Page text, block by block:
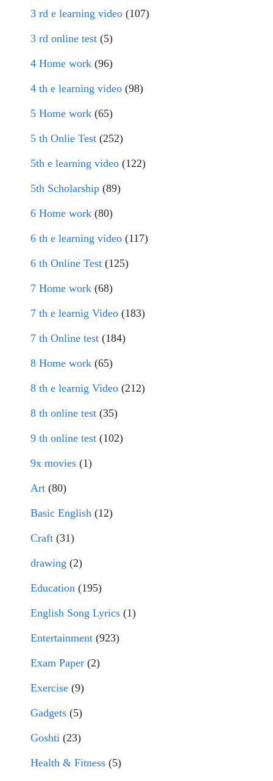
3 rd e learning video (107)
3 rd online test (5)
4 Home work (96)
4 th e learning video (98)
5 Home work (65)
5 th Onlie Test (252)
5th e learning video (122)
5th Scholarship (89)
6 Home work (80)
6 th e learning video (117)
6 th Online Test (125)
7 Home work (68)
7 th e learnig Video (183)
7 th Online test (184)
8 Home work (65)
8 th e learnig Video (212)
8 th online test (35)
9 th online test (102)
9x movies (1)
Art (80)
Basic English (12)
Craft (31)
drawing (2)
Education (195)
English Song Lyrics (1)
Entertainment (923)
Exam Paper (2)
Exercise (9)
Gadgets (5)
Goshti (23)
Health & Fitness (5)